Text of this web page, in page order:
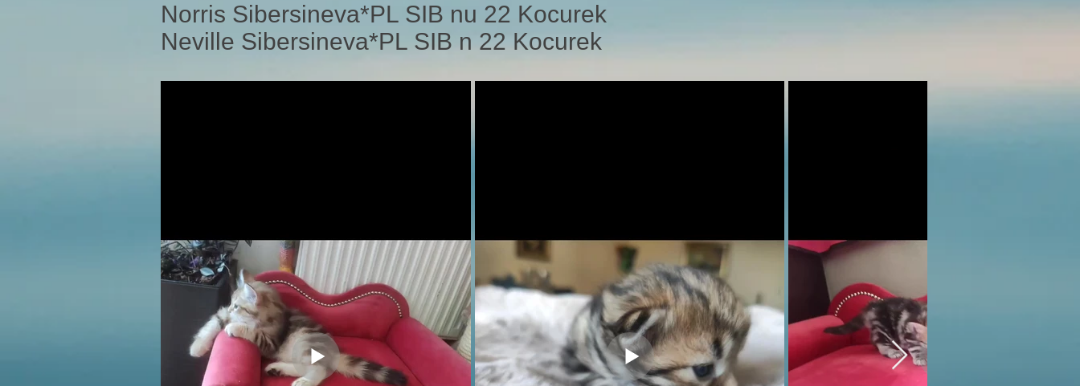
Norris Sibersineva*PL SIB nu 22 Kocurek
Neville Sibersineva*PL SIB n 22 Kocurek